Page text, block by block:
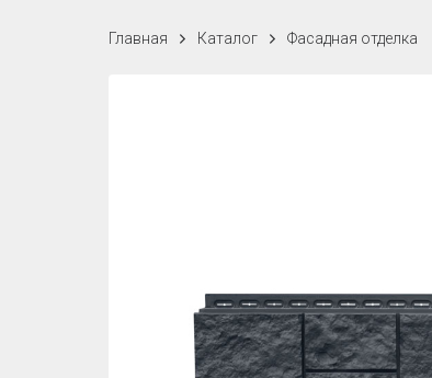
Главная Каталог Фасадная отделка